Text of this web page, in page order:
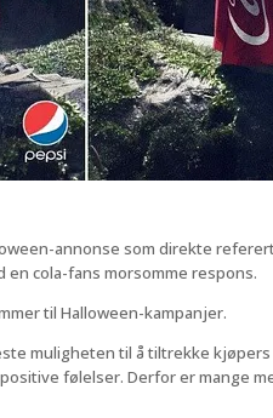
annonse som direkte
en cola-fans morsomme respons.
til Halloween-kampanjer.
muligheten til å tiltrekke
følelser. Derfor er mange